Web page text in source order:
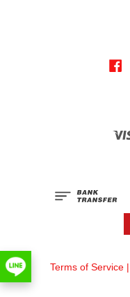
Terms of Service |